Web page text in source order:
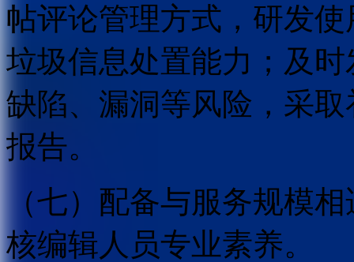
帖评论管理方式，研发
垃圾信息处置能力；及
缺陷、漏洞等风险，采
报告。
（七）配备与服务规模
核编辑人员专业素养。